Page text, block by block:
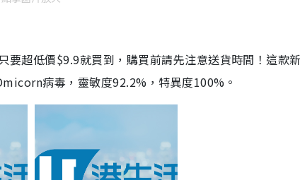
超低價$9.9就買到，購買前請先注意送貨時間！這款
病毒，靈敏度92.2%，特異度100%。